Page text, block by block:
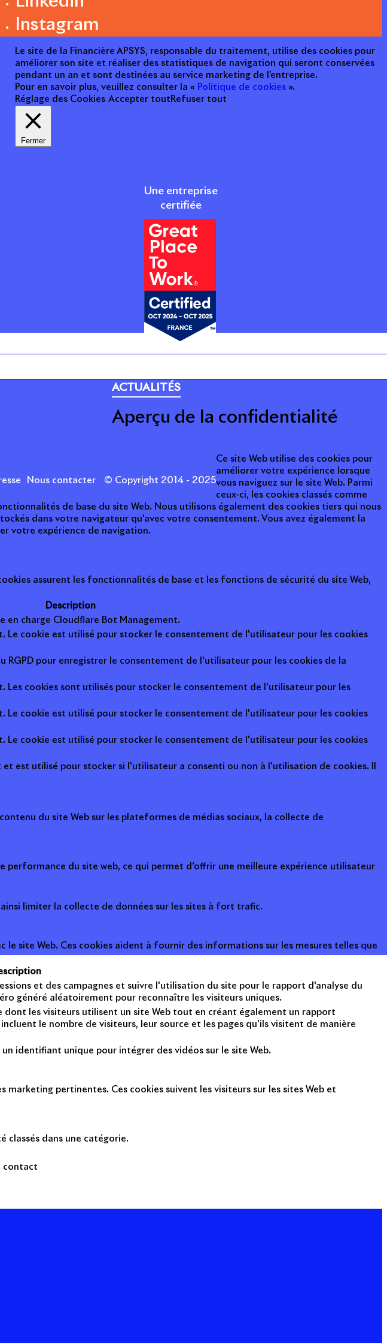
Une entreprise
certifiée
ACTUALITÉS
Nous contacter © Copyright 2014 - 2025
Instagram
Le site de la Financière APSYS, responsable du traitement, utilise des cookies pour
améliorer son site et réaliser des statistiques de navigation qui seront conservées
pendant un an et sont destinées au service marketing de l’entreprise.
Pour en savoir plus, veuillez consulter la « Politique de cookies ».
Réglage des Cookies Accepter tout Refuser tout
Fermer
Aperçu de la confidentialité
Ce site Web utilise des cookies pour
améliorer votre expérience lorsque
vous naviguez sur le site Web. Parmi
ceux-ci, les cookies classés comme
de base du site Web. Nous utilisons également des cookies tiers qui nous
dans votre navigateur qu'avec votre consentement. Vous avez également la
votre expérience de navigation.
assurent les fonctionnalités de base et les fonctions de sécurité du site Web,
Description
en charge Cloudflare Bot Management.
Le cookie est utilisé pour stocker le consentement de l'utilisateur pour les cookies
RGPD pour enregistrer le consentement de l'utilisateur pour les cookies de la
Les cookies sont utilisés pour stocker le consentement de l'utilisateur pour les
Le cookie est utilisé pour stocker le consentement de l'utilisateur pour les cookies
Le cookie est utilisé pour stocker le consentement de l'utilisateur pour les cookies
et est utilisé pour stocker si l'utilisateur a consenti ou non à l'utilisation de cookies. Il
du site Web sur les plateformes de médias sociaux, la collecte de
performance du site web, ce qui permet d'offrir une meilleure expérience utilisateur
limiter la collecte de données sur les sites à fort trafic.
site Web. Ces cookies aident à fournir des informations sur les mesures telles que
et des campagnes et suivre l'utilisation du site pour le rapport d'analyse du
généré aléatoirement pour reconnaître les visiteurs uniques.
les visiteurs utilisent un site Web tout en créant également un rapport
le nombre de visiteurs, leur source et les pages qu'ils visitent de manière
identifiant unique pour intégrer des vidéos sur le site Web.
pertinentes. Ces cookies suivent les visiteurs sur les sites Web et
classés dans une catégorie.
contact